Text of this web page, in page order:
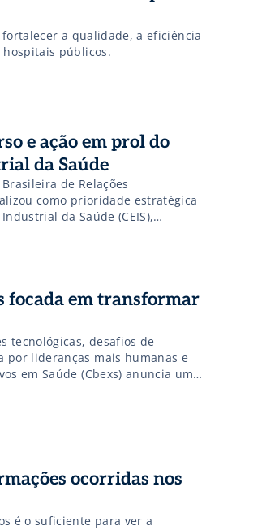
a qualidade, a eficiência
hospitais públicos.
e ação em prol do
da Saúde
de Relações
como prioridade estratégica
da Saúde (CEIS),
e governamentais.
Produtivo e Econômico da
focada em transformar
tecnológicas, desafios de
por lideranças mais humanas e
em Saúde (Cbexs) anuncia uma
executiva com trajetória
de ecossistemas
[…]
ocorridas nos
é o suficiente para ver a